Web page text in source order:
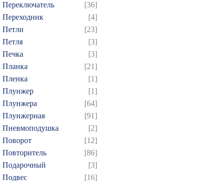
Переключатель
[36]
Переходник
[4]
Петли
[23]
Петля
[3]
Печка
[3]
Планка
[21]
Пленка
[1]
Плунжер
[1]
Плунжера
[64]
Плунжерная
[91]
Пневмоподушка
[2]
Поворот
[12]
Повторитель
[86]
Подарочный
[3]
Подвес
[16]